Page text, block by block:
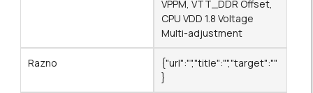
VPPM, VTT_DDR Offset,
CPU VDD 1.8 Voltage
Multi-adjustment
Razno
{"url":"","title":"","target":""
}